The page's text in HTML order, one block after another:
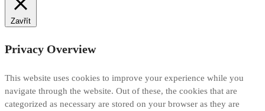
Zavřít
Privacy Overview
This website uses cookies to improve your experience while you
navigate through the website. Out of these, the cookies that are
categorized as necessary are stored on your browser as they are